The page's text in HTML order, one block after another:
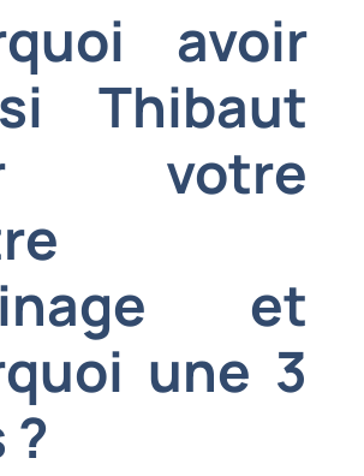
avoir
Thibaut
votre
et
une 3
?